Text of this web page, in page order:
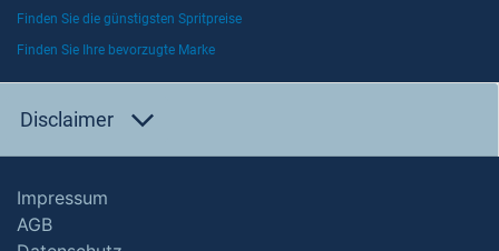
Finden Sie die günstigsten Spritpreise
Finden Sie Ihre bevorzugte Marke
Disclaimer
Impressum
AGB